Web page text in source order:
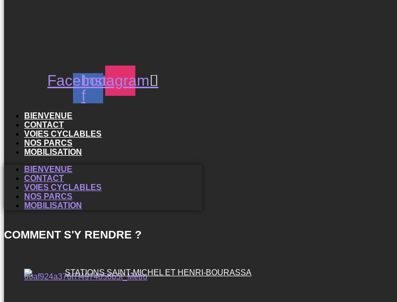
Facebook-
f
Instagram
BIENVENUE
CONTACT
VOIES CYCLABLES
NOS PARCS
MOBILISATION
BIENVENUE
CONTACT
VOIES CYCLABLES
NOS PARCS
MOBILISATION
COMMENT S'Y RENDRE ?
STATIONS SAINT-MICHEL ET HENRI-BOURASSA